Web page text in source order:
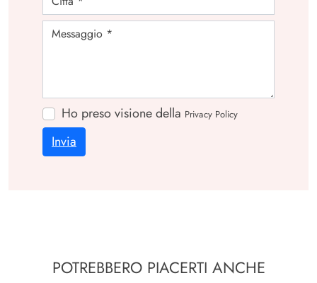
Ho preso visione della Privacy Policy
Invia
POTREBBERO PIACERTI ANCHE